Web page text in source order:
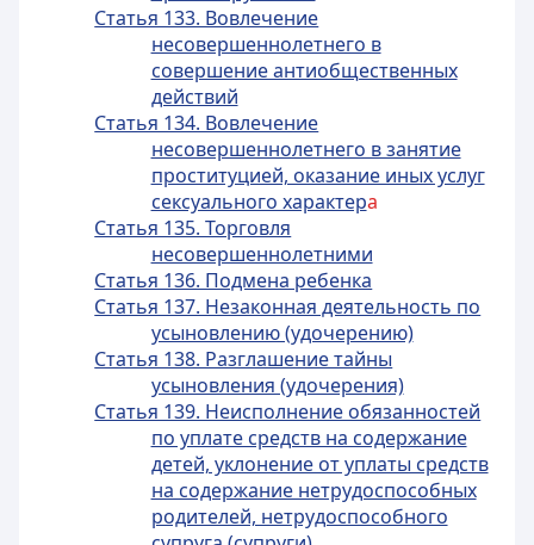
Статья 133. Вовлечение
несовершеннолетнего в
совершение антиобщественных
действий
Статья 134. Вовлечение
несовершеннолетнего в занятие
проституцией, оказание иных услуг
сексуального характера
Статья 135. Торговля
несовершеннолетними
Статья 136. Подмена ребенка
Статья 137. Незаконная деятельность по
усыновлению (удочерению)
Статья 138. Разглашение тайны
усыновления (удочерения)
Статья 139. Неисполнение обязанностей
по уплате средств на содержание
детей, уклонение от уплаты средств
на содержание нетрудоспособных
родителей, нетрудоспособного